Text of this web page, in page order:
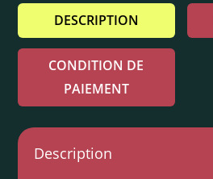
DESCRIPTION
CONDITION DE
PAIEMENT
Description